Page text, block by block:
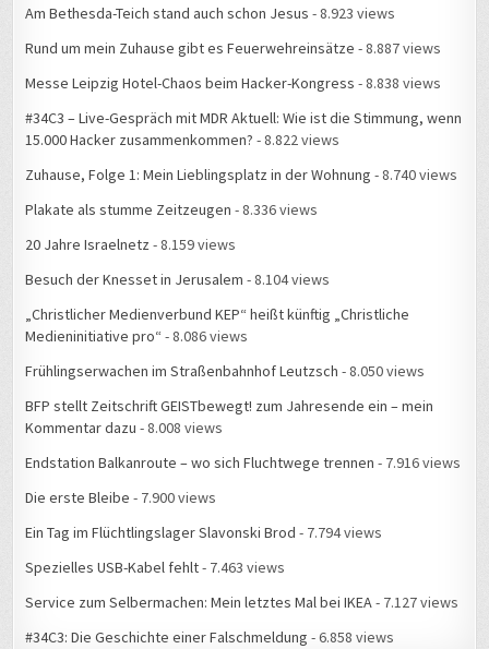
Am Bethesda-Teich stand auch schon Jesus - 8.923 views
Rund um mein Zuhause gibt es Feuerwehreinsätze - 8.887 views
Messe Leipzig Hotel-Chaos beim Hacker-Kongress - 8.838 views
#34C3 – Live-Gespräch mit MDR Aktuell: Wie ist die Stimmung, wenn
15.000 Hacker zusammenkommen? - 8.822 views
Zuhause, Folge 1: Mein Lieblingsplatz in der Wohnung - 8.740 views
Plakate als stumme Zeitzeugen - 8.336 views
20 Jahre Israelnetz - 8.159 views
Besuch der Knesset in Jerusalem - 8.104 views
„Christlicher Medienverbund KEP“ heißt künftig „Christliche
Medieninitiative pro“ - 8.086 views
Frühlingserwachen im Straßenbahnhof Leutzsch - 8.050 views
BFP stellt Zeitschrift GEISTbewegt! zum Jahresende ein – mein
Kommentar dazu - 8.008 views
Endstation Balkanroute – wo sich Fluchtwege trennen - 7.916 views
Die erste Bleibe - 7.900 views
Ein Tag im Flüchtlingslager Slavonski Brod - 7.794 views
Spezielles USB-Kabel fehlt- 7.463 views
Service zum Selbermachen: Mein letztes Mal bei IKEA- 7.127 views
#34C3: Die Geschichte einer Falschmeldung - 6.858 views